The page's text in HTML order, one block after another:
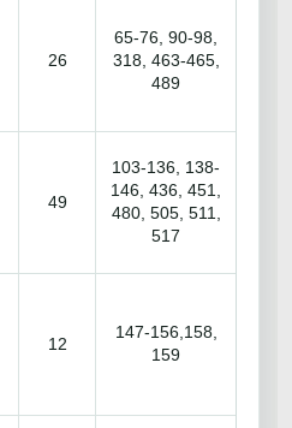
26
65-76, 90-98,
318, 463-465,
489
49
103-136, 138-
146, 436, 451,
480, 505, 511,
517
12
147-156,158,
159